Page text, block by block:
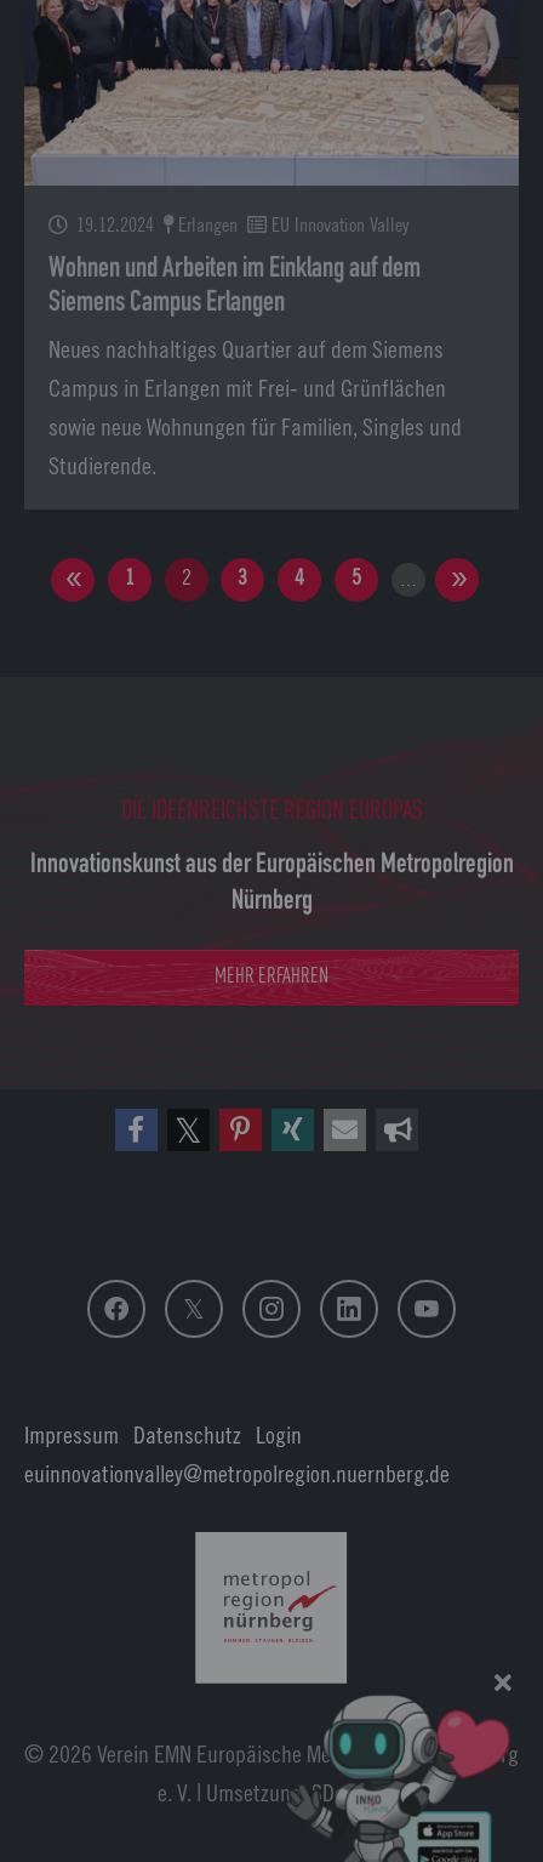
19.12.2024 Erlangen EU Innovation Valley
Wohnen und Arbeiten im Einklang auf dem
Siemens Campus Erlangen
Neues nachhaltiges Quartier auf dem Siemens
Campus in Erlangen mit Frei- und Grünflächen
sowie neue Wohnungen für Familien, Singles und
Studierende.
1 2 3 4 5
Innovationskunst aus der Europäischen Metropolregion
Nürnberg
DIE IDEENREICHSTE REGION EUROPAS
MEHR ERFAHREN
Impressum Datenschutz
Login
euinnovationvalley@metropolregion.nuernberg.de
© 2026 Verein EMN Europäische Metropolregion Nürnberg
e. V. | Umsetzung:SDesign.